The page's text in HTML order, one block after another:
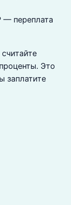
переплата
Это
заплатите